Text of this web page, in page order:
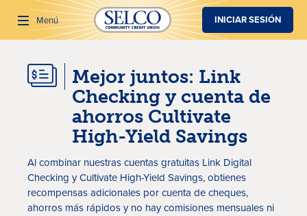
SALTAR AL CONTENIDO PRINCIPAL
Menú INICIAR SESIÓN
Mejor juntos: Link
Checking y cuenta de
ahorros Cultivate
High-Yield Savings
Al combinar nuestras cuentas gratuitas Link Digital
Checking y Cultivate High-Yield Savings, obtienes
recompensas adicionales por cuenta de cheques,
ahorros más rápidos y no hay comisiones mensuales ni